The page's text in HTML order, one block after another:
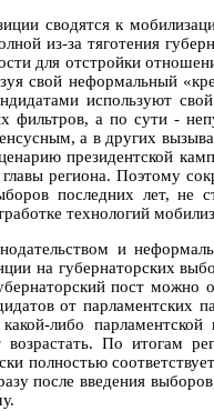
сводятся к
из-за тяготения
для отстройки
свой неформальный
используют
а по сути -
а в других
президентской
региона. Поэтому
последних лет, не
технологий
и
на губернаторских
пост можно
от парламентских
либо
По итогам
полностью
после введения